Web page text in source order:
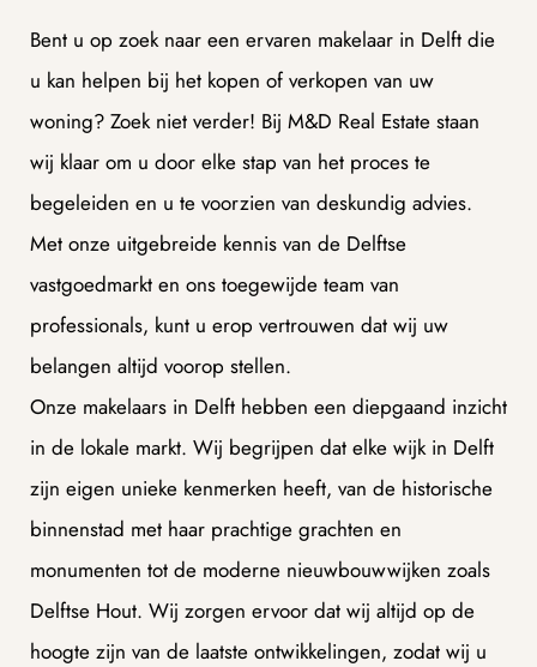
Bent u op zoek naar een ervaren makelaar in Delft die
u kan helpen bij het kopen of verkopen van uw
woning? Zoek niet verder! Bij M&D Real Estate staan
wij klaar om u door elke stap van het proces te
begeleiden en u te voorzien van deskundig advies.
Met onze uitgebreide kennis van de Delftse
vastgoedmarkt en ons toegewijde team van
professionals, kunt u erop vertrouwen dat wij uw
belangen altijd voorop stellen.
Onze makelaars in Delft hebben een diepgaand inzicht
in de lokale markt. Wij begrijpen dat elke wijk in Delft
zijn eigen unieke kenmerken heeft, van de historische
binnenstad met haar prachtige grachten en
monumenten tot de moderne nieuwbouwwijken zoals
Delftse Hout. Wij zorgen ervoor dat wij altijd op de
hoogte zijn van de laatste ontwikkelingen, zodat wij u